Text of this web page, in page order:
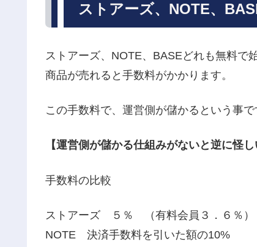
ストアーズ、NOTE、
ストアーズ、NOTE、BASEどれも無料で
商品が売れると手数料がかかります。
この手数料で、運営側が儲かるという事で
【運営側が儲かる仕組みがないと逆に怪し
手数料の比較
ストアーズ ５％ （有料会員３．６％）
NOTE 決済手数料を引いた額の10%